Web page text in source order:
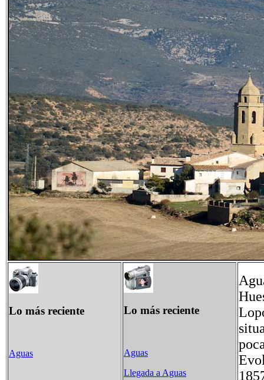
Lo más reciente
Aguas
Lo más reciente
Aguas
Llegada a Aguas